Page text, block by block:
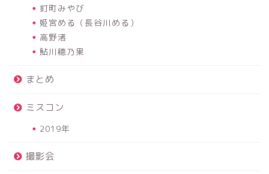
釘町みやび
姫宮める（長谷川める）
高野渚
鮎川穂乃果
まとめ
ミスコン
2019年
撮影会